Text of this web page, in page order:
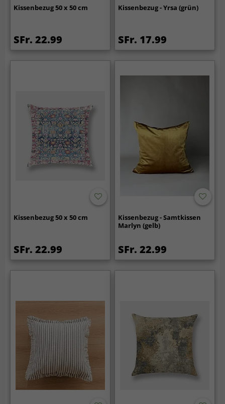
Kissenbezug 50 x 50 cm
SFr. 22.99
Kissenbezug - Yrsa (grün)
SFr. 17.99
Kissenbezug 50 x 50 cm
SFr. 22.99
Kissenbezug - Samtkissen
Marlyn (gelb)
SFr. 22.99